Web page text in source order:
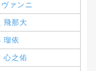
ァンニ
飛那大
瑠依
心之佑